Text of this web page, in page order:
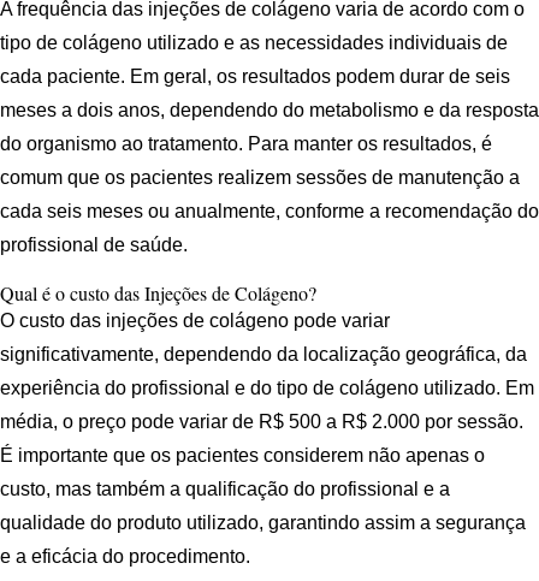
A frequência das injeções de colágeno varia de acordo com o
tipo de colágeno utilizado e as necessidades individuais de
cada paciente. Em geral, os resultados podem durar de seis
meses a dois anos, dependendo do metabolismo e da resposta
do organismo ao tratamento. Para manter os resultados, é
comum que os pacientes realizem sessões de manutenção a
cada seis meses ou anualmente, conforme a recomendação do
profissional de saúde.
Qual é o custo das Injeções de Colágeno?
O custo das injeções de colágeno pode variar
significativamente, dependendo da localização geográfica, da
experiência do profissional e do tipo de colágeno utilizado. Em
média, o preço pode variar de R$ 500 a R$ 2.000 por sessão.
É importante que os pacientes considerem não apenas o
custo, mas também a qualificação do profissional e a
qualidade do produto utilizado, garantindo assim a segurança
e a eficácia do procedimento.